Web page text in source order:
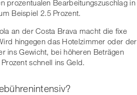
prozentualen Bearbeitungszuschlag in
Beispiel 2.5 Prozent.
an der Costa Brava macht die fixe
hingegen das Hotelzimmer oder der
ins Gewicht, bei höheren Beträgen
schnell ins Geld.